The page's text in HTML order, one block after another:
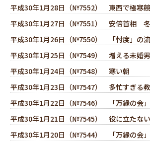
平成30年1月28日（№7552） 東西で極寒
平成30年1月27日（№7551） 安倍首相 冬
平成30年1月26日（№7550） 「忖度」の
平成30年1月25日（№7549） 増える未婚
平成30年1月24日（№7548） 寒い朝
平成30年1月23日（№7547） 多忙すぎる
平成30年1月22日（№7546） 「万縁の会
平成30年1月21日（№7545） 役に立たな
平成30年1月20日（№7544） 「万縁の会